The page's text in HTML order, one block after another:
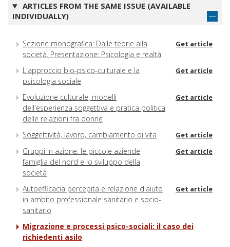
ARTICLES FROM THE SAME ISSUE (AVAILABLE
INDIVIDUALLY)
Sezione monografica: Dalle teorie alla
società. Presentazione: Psicologia e realtà
Get article
L'approccio bio-psico-culturale e la
psicologia sociale
Get article
Evoluzione culturale, modelli
dell'esperienza soggettiva e pratica politica
delle relazioni fra donne
Get article
Soggettività, lavoro, cambiamento di vita Get article
Gruppi in azione: le piccole aziende
famiglia del nord e lo sviluppo della
società
Get article
Autoefficacia percepita e relazione d'aiuto
in ambito professionale sanitario e socio-
sanitario
Get article
Migrazione e processi psico-sociali: il caso dei
richiedenti asilo